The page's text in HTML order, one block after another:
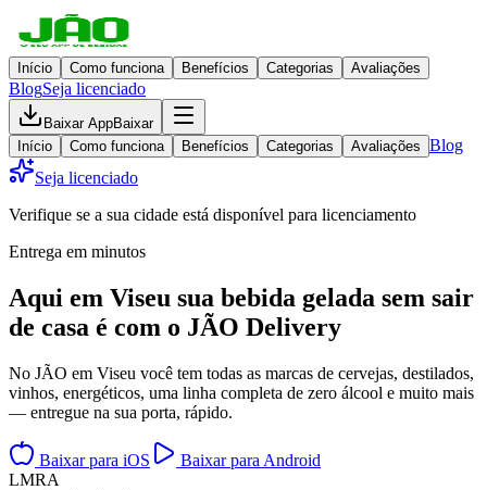
Início Como funciona Benefícios Categorias Avaliações
BlogSeja licenciado
Baixar AppBaixar
Início
Como funciona Benefícios Categorias Avaliações Blog
Seja licenciado
Verifique se a sua cidade está disponível para licenciamento
Entrega em minutos
Aqui em Viseu sua bebida gelada sem sair
de casa é com o JÃO Delivery
No JÃO em Viseu você tem todas as marcas de cervejas, destilados,
vinhos, energéticos, uma linha completa de zero álcool e muito mais
— entregue na sua porta, rápido.
Baixar para iOS
Baixar para Android
LMRA